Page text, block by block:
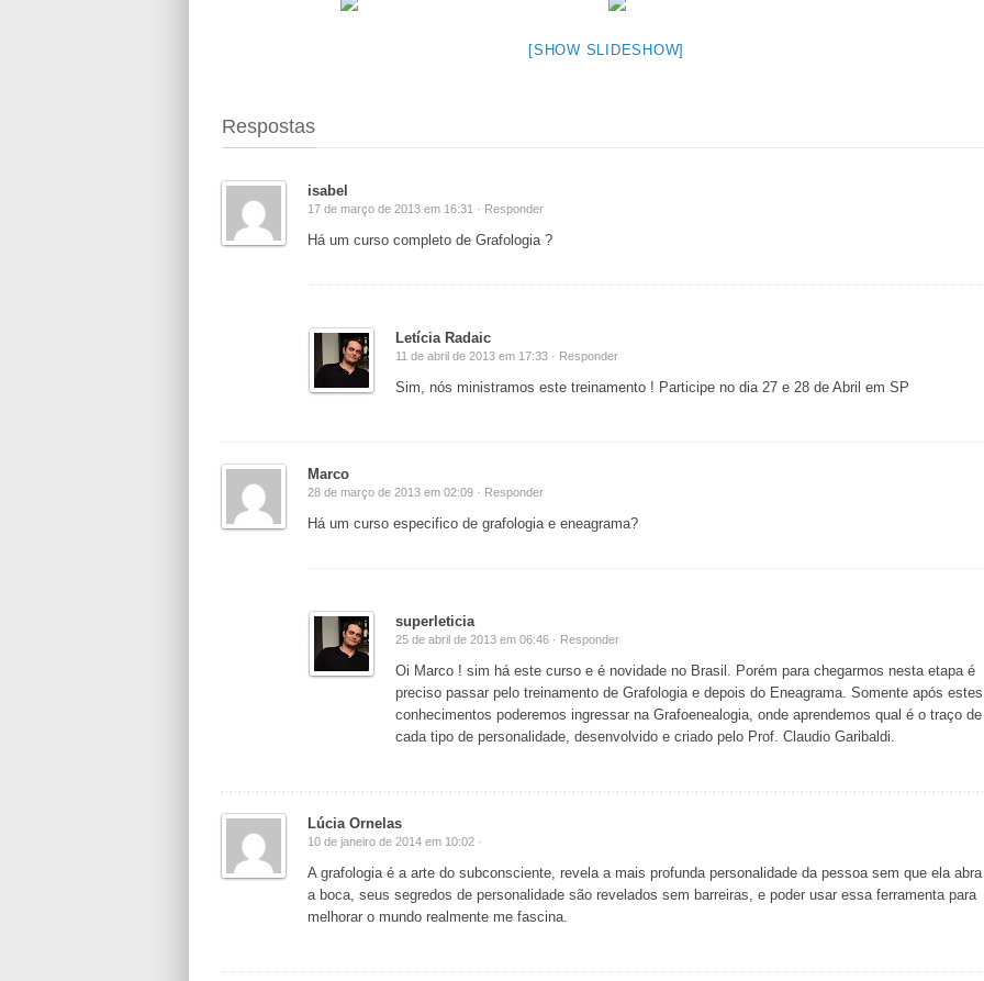
[SHOW SLIDESHOW]
Respostas
isabel
17 de março de 2013 em 16:31 · Responder
Há um curso completo de Grafologia ?
Letícia Radaic
11 de abril de 2013 em 17:33 · Responder
Sim, nós ministramos este treinamento ! Participe no dia 27 e 28 de Abril em SP
Marco
28 de março de 2013 em 02:09 · Responder
Há um curso especifico de grafologia e eneagrama?
superleticia
25 de abril de 2013 em 06:46 · Responder
Oi Marco ! sim há este curso e é novidade no Brasil. Porém para chegarmos nesta etapa é
preciso passar pelo treinamento de Grafologia e depois do Eneagrama. Somente após estes
conhecimentos poderemos ingressar na Grafoenealogia, onde aprendemos qual é o traço de
cada tipo de personalidade, desenvolvido e criado pelo Prof. Claudio Garibaldi.
Lúcia Ornelas
10 de janeiro de 2014 em 10:02 ·
A grafologia é a arte do subconsciente, revela a mais profunda personalidade da pessoa sem que ela abra
a boca, seus segredos de personalidade são revelados sem barreiras, e poder usar essa ferramenta para
melhorar o mundo realmente me fascina.